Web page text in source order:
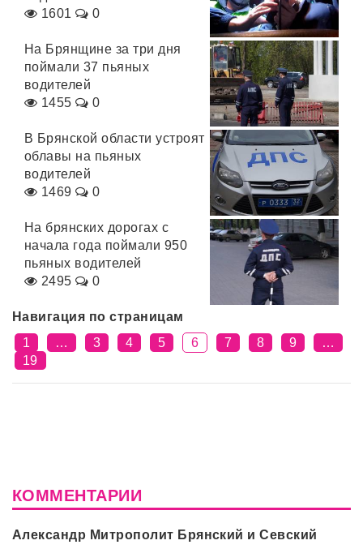
1601
0
На Брянщине за три дня
поймали 37 пьяных
водителей
1455
0
В Брянской области устроят
облавы на пьяных
водителей
1469
0
На брянских дорогах с
начала года поймали 950
пьяных водителей
2495
0
Навигация по страницам
1
… 3 4 5 6 7 8 9
…
19
КОММЕНТАРИИ
Александр Митрополит Брянский и Севский